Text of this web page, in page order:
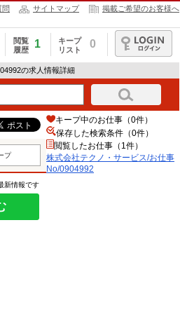
問 サイトマップ 掲載ご希望のお客様へ
閲覧
履歴
1
キープ
リスト
0
ログイン
の求人情報詳細
プ
新情報です
キープ中のお仕事（0件）
保存した検索条件（0件）
閲覧したお仕事（1件）
株式会社テクノ・サービス/お仕事
No/0904992